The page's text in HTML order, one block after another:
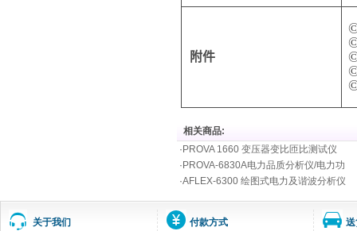
附件
相关商品:
· PROVA 1660 变压器变比匝比测试仪
· PROVA-6830A电力品质分析仪/电力功
·AFLEX-6300 绘图式电力及谐波分析仪
关于我们
付款方式